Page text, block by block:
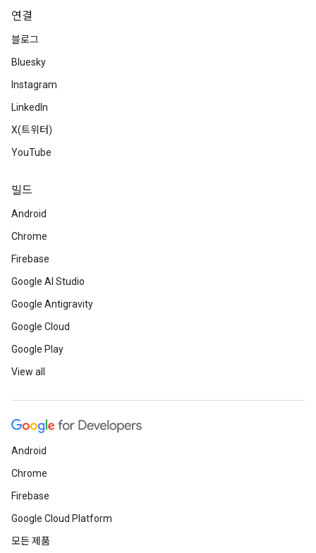
연결
블로그
Bluesky
Instagram
LinkedIn
X(트위터)
YouTube
빌드
Android
Chrome
Firebase
Google AI Studio
Google Antigravity
Google Cloud
Google Play
View all
Android
Chrome
Firebase
Google Cloud Platform
모든 제품